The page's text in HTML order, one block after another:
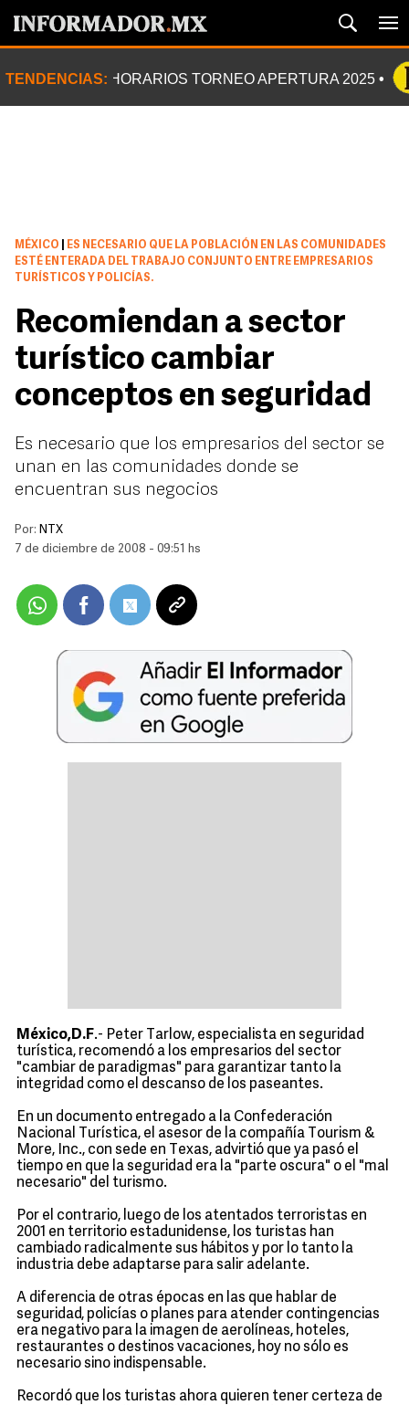
TENDENCIAS: HORARIOS TORNEO APERTURA 2025
MÉXICO
ES NECESARIO QUE LA POBLACIÓN EN LAS COMUNIDADES
ESTÉ ENTERADA DEL TRABAJO CONJUNTO ENTRE EMPRESARIOS
TURÍSTICOS Y POLICÍAS.
Recomiendan a sector
turístico cambiar
conceptos en seguridad
Es necesario que los empresarios del sector se
unan en las comunidades donde se
encuentran sus negocios
Por: NTX
7 de diciembre de 2008 - 09:51 hs
México,D.F.- Peter Tarlow, especialista en seguridad
turística, recomendó a los empresarios del sector
"cambiar de paradigmas" para garantizar tanto la
integridad como el descanso de los paseantes.
En un documento entregado a la Confederación
Nacional Turística, el asesor de la compañía Tourism &
More, Inc., con sede en Texas, advirtió que ya pasó el
tiempo en que la seguridad era la "parte oscura" o el "mal
necesario" del turismo.
Por el contrario, luego de los atentados terroristas en
2001 en territorio estadunidense, los turistas han
cambiado radicalmente sus hábitos y por lo tanto la
industria debe adaptarse para salir adelante.
A diferencia de otras épocas en las que hablar de
seguridad, policías o planes para atender contingencias
era negativo para la imagen de aerolíneas, hoteles,
restaurantes o destinos vacaciones, hoy no sólo es
necesario sino indispensable.
Recordó que los turistas ahora quieren tener certeza de